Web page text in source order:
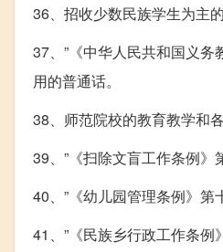
36、招收少数民族学生为主
37、”《中华人民共和国义
用的普通话。
38、师范院校的教育教学和
39、”《扫除文盲工作条例》
40、”《幼儿园管理条例》第
41、”《民族乡行政工作条